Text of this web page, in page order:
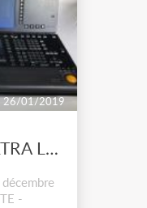
26/01/2019
GRAND MA2 ULTRA LIGHT
-